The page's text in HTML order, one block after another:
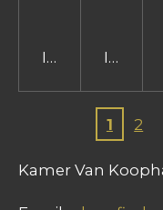
In winkelwagen
In
1 2
Kamer Van